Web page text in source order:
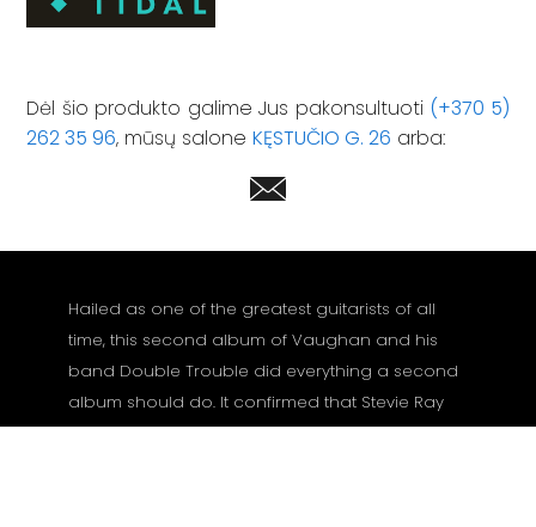
Dėl šio produkto galime Jus pakonsultuoti (+370 5)
262 35 96, mūsų salone KĘSTUČIO G. 26 arba:
Hailed as one of the greatest guitarists of all
time, this second album of Vaughan and his
band Double Trouble did everything a second
album should do. It confirmed that Stevie Ray
was no fluke, and it cemented his status as one